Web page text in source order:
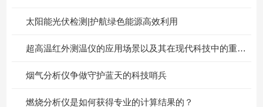
太阳能光伏检测|护航绿色能源高效利用
超高温红外测温仪的应用场景以及其在现代科技中的重要性
烟气分析仪争做守护蓝天的科技哨兵
燃烧分析仪是如何获得专业的计算结果的？